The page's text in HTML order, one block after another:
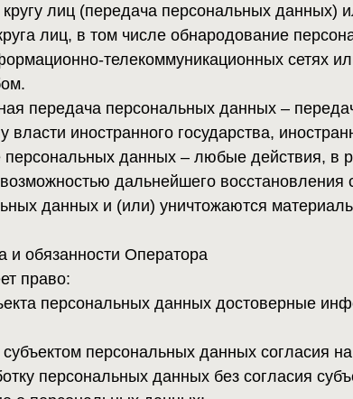
дальнейшего восстановления
данных и (или) уничтожаются материальные
Оператора
персональных данных достоверные
персональных данных согласия на
персональных данных без согласия субъекта
персональных данных;
Законом о персональных данных и
Законом о персональных данных или
персональных данных по его просьбе
персональных данных в порядке,